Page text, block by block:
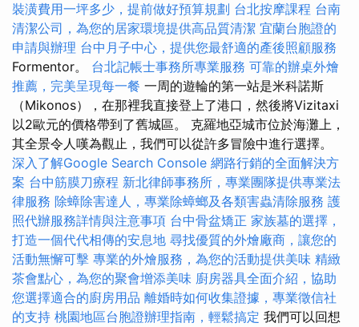
裝潢費用一坪多少，提前做好預算規劃 台北按摩課程 台南
清潔公司，為您的居家環境提供高品質清潔 宜蘭台胞證的
申請與辦理 台中月子中心，提供您最舒適的產後照顧服務
Formentor。 台北記帳士事務所專業服務 可靠的辦桌外燴
推薦，完美呈現每一餐 一周的遊輪的第一站是米科諾斯
（Mikonos），在那裡我直接登上了港口，然後將Vizitaxi
以2歐元的價格帶到了舊城區。 克羅地亞城市位於海灘上，
其全景令人嘆為觀止，我們可以從許多冒險中進行選擇。
深入了解Google Search Console 網路行銷的全面解決方
案 台中筋膜刀療程 新北律師事務所，專業團隊提供專業法
律服務 除蟑除害達人，專業除蟑螂及各類害蟲清除服務 護
照代辦服務詳情與注意事項 台中骨盆矯正 家族墓的選擇，
打造一個代代相傳的安息地 尋找優質的外燴廠商，讓您的
活動無懈可擊 專業的外燴服務，為您的活動提供美味 精緻
茶會點心，為您的聚會增添美味 廚房器具全面介紹，協助
您選擇適合的廚房用品 離婚時如何收集證據，專業徵信社
的支持 桃園地區台胞證辦理指南，輕鬆搞定 我們可以回想